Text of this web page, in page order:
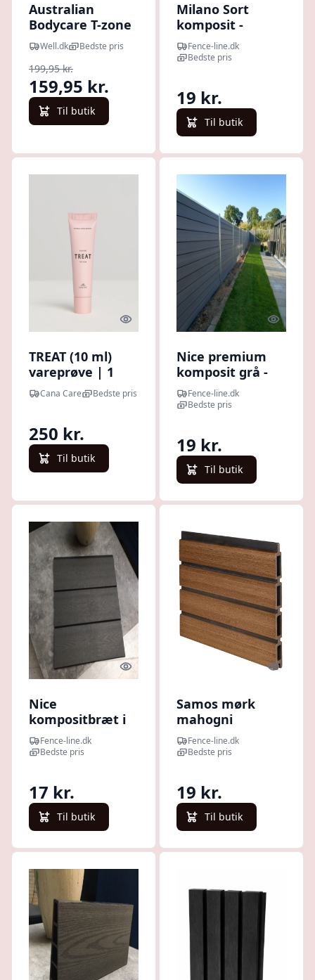
Australian
Bodycare T-zone
Peeling (150 ml)
Well.dk Bedste pris
199,95 kr.
159,95 kr.
Til butik
Milano Sort
komposit -
vareprøve
Fence-line.dk
Bedste pris
19 kr.
Til butik
Quick look
TREAT (10 ml)
vareprøve | 1
kolli af 25
Cana Care Bedste pris
250 kr.
Til butik
Quick
Nice premium
komposit grå -
vareprøve
Fence-line.dk
Bedste pris
19 kr.
Til butik
Quick look
Nice
kompositbræt i
mørk antracit -
vareprøve
Fence-line.dk
Bedste pris
17 kr.
Til butik
Quick
Samos mørk
mahogni
komposit -
vareprøve
Fence-line.dk
Bedste pris
19 kr.
Til butik